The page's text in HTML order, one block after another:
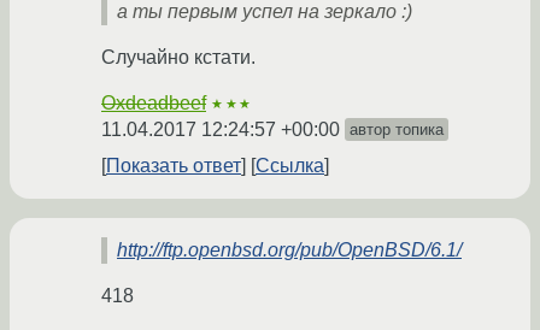
а ты первым успел на зеркало :)
Случайно кстати.
Oxdeadbeef ★★★
11.04.2017 12:24:57 +00:00 автор топика
Показать ответ Ссылка
http://ftp.openbsd.org/pub/OpenBSD/6.1/
418